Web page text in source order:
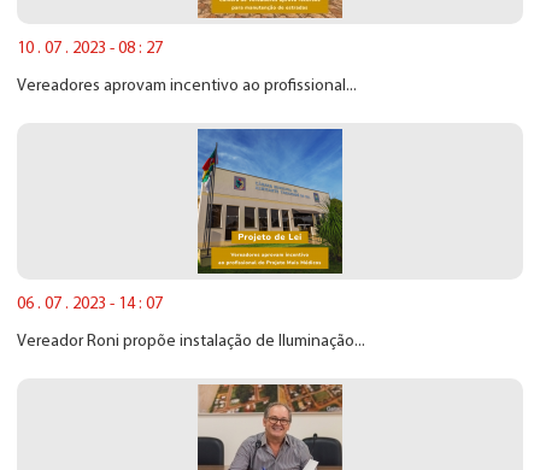
10 . 07 . 2023 - 08 : 27
Vereadores aprovam incentivo ao profissional...
06 . 07 . 2023 - 14 : 07
Vereador Roni propõe instalação de Iluminação...